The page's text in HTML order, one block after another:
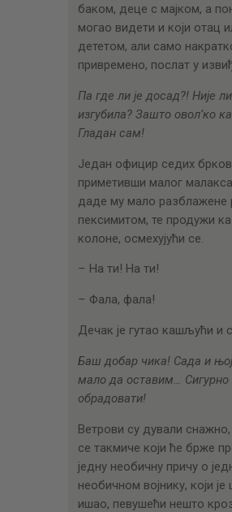
баком, деце с мајком, а
могао видети и који отац
дететом, али само
привремено, послат у
Па где ли је досад?! Није
изгубила? Зашто овол’ко
Гладан сам!
Један официр седих
приметивши малог
даде му мало разблажене
пексимитом, те продужи ка
колоне, осмехујући се.
– На ти! На ти!
– Фала, фала!
Дечак је гутао кашљући и
Баш добар чика! Сада и
мало да оставим… Сигурно
обрадовати!
Ветрови су дували
се такмиче који ће брже
једну необичну причу о
необичном војнику, који је
ишао, певушећи нешто